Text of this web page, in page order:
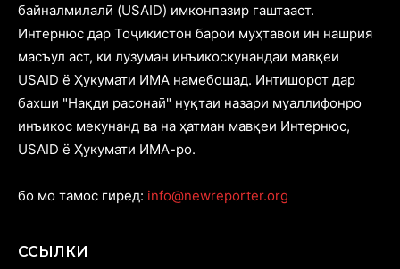
байналмилалӣ (USAID) имконпазир гаштааст.
Интернюс дар Тоҷикистон барои муҳтавои ин нашрия
масъул аст, ки лузуман инъикоскунандаи мавқеи
USAID ё Ҳукумати ИМА намебошад. Интишорот дар
бахши "Нақди расонаӣ" нуқтаи назари муаллифонро
инъикос мекунанд ва на ҳатман мавқеи Интернюс,
USAID ё Ҳукумати ИМА-ро.
бо мо тамос гиред: info@newreporter.org
ССЫЛКИ